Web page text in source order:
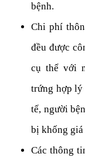
bệnh.
Chi phí
đều được
cụ thể với
trứng hợp lý
tế, người
bị khống
Các thông